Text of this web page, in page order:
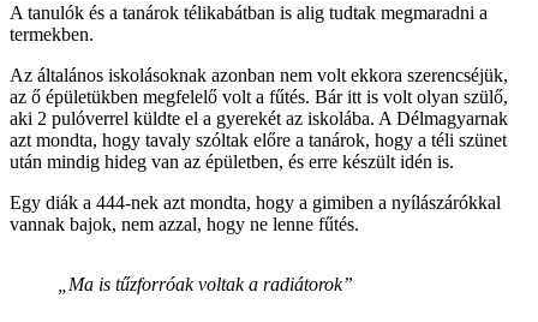
A tanulók és a tanárok télikabátban is alig tudtak megmaradni a
termekben.
Az általános iskolásoknak azonban nem volt ekkora szerencséjük,
az ő épületükben megfelelő volt a fűtés. Bár itt is volt olyan szülő,
aki 2 pulóverrel küldte el a gyerekét az iskolába. A Délmagyarnak
azt mondta, hogy tavaly szóltak előre a tanárok, hogy a téli szünet
után mindig hideg van az épületben, és erre készült idén is.
Egy diák a 444-nek azt mondta, hogy a gimiben a nyílászárókkal
vannak bajok, nem azzal, hogy ne lenne fűtés.
„Ma is tűzforróak voltak a radiátorok”